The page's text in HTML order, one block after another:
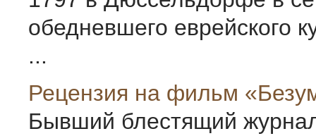
обедневшего еврейского
...
Рецензия на фильм
Бывший блестящий